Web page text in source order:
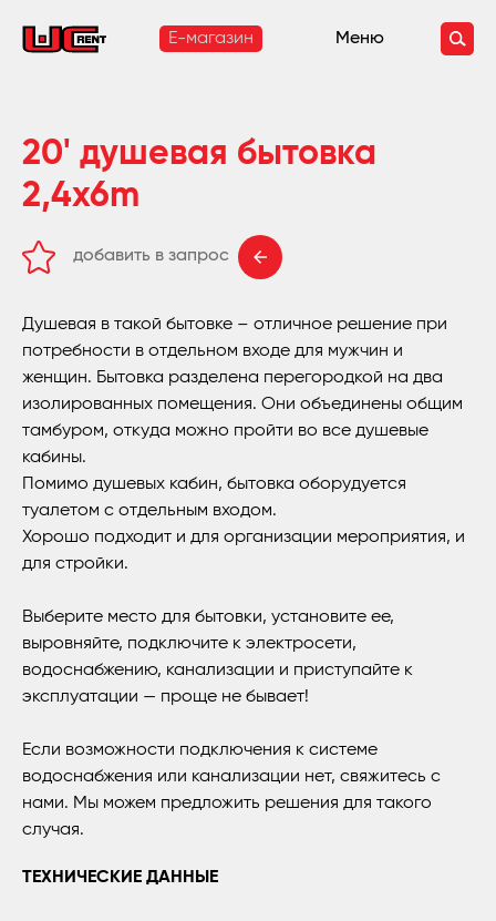
E-магазин Меню
20' душевая бытовка
2,4x6m
добавить в запрос
Душевая в такой бытовке – отличное решение при
потребности в отдельном входе для мужчин и
женщин. Бытовка разделена перегородкой на два
изолированных помещения. Они объединены общим
тамбуром, откуда можно пройти во все душевые
кабины.
Помимо душевых кабин, бытовка оборудуется
туалетом с отдельным входом.
Хорошо подходит и для организации мероприятия, и
для стройки.
Выберите место для бытовки, установите ее,
выровняйте, подключите к электросети,
водоснабжению, канализации и приступайте к
эксплуатации — проще не бывает!
Если возможности подключения к системе
водоснабжения или канализации нет, свяжитесь с
нами. Мы можем предложить решения для такого
случая.
ТЕХНИЧЕСКИЕ ДАННЫЕ